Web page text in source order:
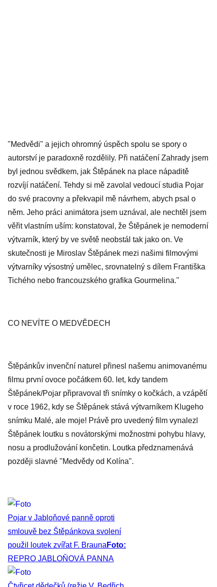
"Medvědi" a jejich ohromný úspěch spolu se spory o
autorství je paradoxně rozdělily. Při natáčení Zahrady jsem
byl jednou svědkem, jak Štěpánek na place nápaditě
rozvíjí natáčení. Tehdy si mě zavolal vedoucí studia Pojar
do své pracovny a překvapil mě návrhem, abych psal o
něm. Jeho práci animátora jsem uznával, ale nechtěl jsem
věřit vlastním uším: konstatoval, že Štěpánek je nemoderní
výtvarník, který by ve světě neobstál tak jako on. Ve
skutečnosti je Miroslav Štěpánek mezi našimi filmovými
výtvarníky výsostný umělec, srovnatelný s dílem Františka
Tichého nebo francouzského grafika Gourmelina."
CO NEVÍTE O MEDVĚDECH
Štěpánkův invenční naturel přinesl našemu animovanému
filmu první ovoce počátkem 60. let, kdy tandem
Štěpánek/Pojar připravoval tři snímky o kočkách, a vzápětí
v roce 1962, kdy se Štěpánek stává výtvarníkem Klugeho
snímku Malé, ale moje! Právě pro uvedený film vynalezl
Štěpánek loutku s novátorskými možnostmi pohybu hlavy,
nosu a prodlužování končetin. Loutka předznamenává
později slavné "Medvědy od Kolína".
Pojar v Jabloňové panně oproti
smlouvě bez Štěpánkova svolení
použil loutek zvířat F. Brauna Foto:
REPRO JABLOŇOVÁ PANNA